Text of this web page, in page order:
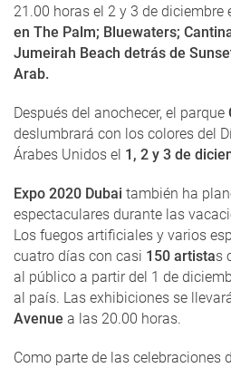
21.00 horas el 2 y 3 de diciembre
en The Palm; Bluewaters;
Jumeirah Beach detrás de
Arab.
Después del anochecer, el parque
deslumbrará con los colores del
Árabes Unidos el 1, 2 y 3 de
Expo 2020 Dubai también ha
espectaculares durante las
Los fuegos artificiales y varios
cuatro días con casi 150 artistas
al público a partir del 1 de
al país. Las exhibiciones se
Avenue a las 20.00 horas.
Como parte de las celebraciones